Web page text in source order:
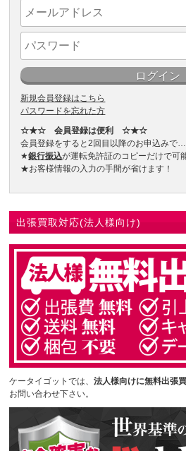
新規会員登録はこちら
パスワードを忘れた方
☆★☆ 会員登録は便利 ☆★☆
会員登録をすると2回目以降のお申込みで…
★銀行振込が運転免許証のコピーだけで可
★お客様情報の入力の手間が省けます！
出張買取対応(法人様向け)
ケータイゴットでは、法人様向けに無料出張
お問い合わせ下さい。